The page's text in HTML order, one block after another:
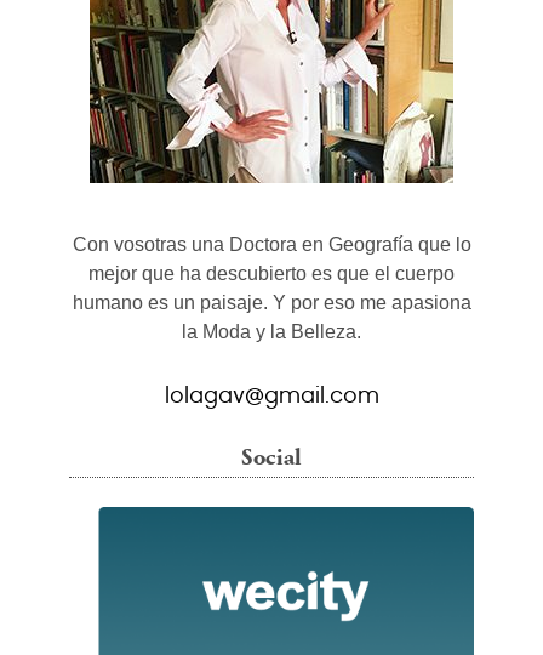
Con vosotras una Doctora en Geografía que lo
mejor que ha descubierto es que el cuerpo
humano es un paisaje. Y por eso me apasiona
la Moda y la Belleza.
lolagav@gmail.com
Social